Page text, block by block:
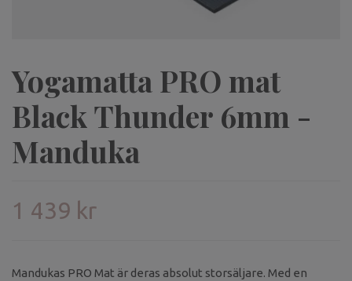
Yogamatta PRO mat
Black Thunder 6mm -
Manduka
1 439 kr
Mandukas PRO Mat är deras absolut storsäljare. Med en